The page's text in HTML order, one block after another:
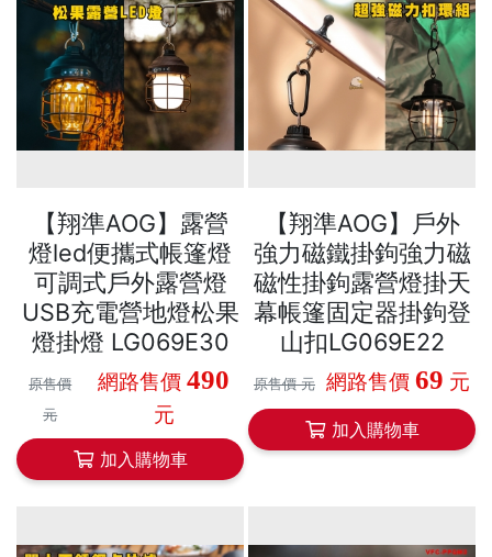
【翔準AOG】露營
燈led便攜式帳篷燈
可調式戶外露營燈
USB充電營地燈松果
燈掛燈 LG069E30
原售價
元
網路售價490
元
加入購物車
【翔準AOG】戶外
強力磁鐵掛鉤強力磁
磁性掛鉤露營燈掛天
幕帳篷固定器掛鉤登
山扣LG069E22
原售價 元 網路售價 69 元
加入購物車